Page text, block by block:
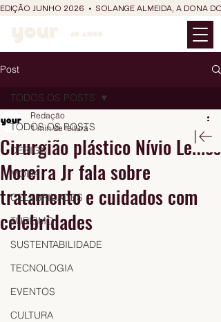
EDIÇÃO JUNHO 2026  •  SOLANGE ALMEIDA, A DONA
Post
TODOS OS POSTS
DESIGN
MODA
CELEBRIDADES
TURISMO
SUSTENTABILIDADE
TECNOLOGIA
EVENTOS
CULTURA
TODOS OS POSTS
Cirurgião plástico Nívio Lemos
Moreira Jr fala sobre
tratamento e cuidados com
celebridades
Redação
1 min de leitura